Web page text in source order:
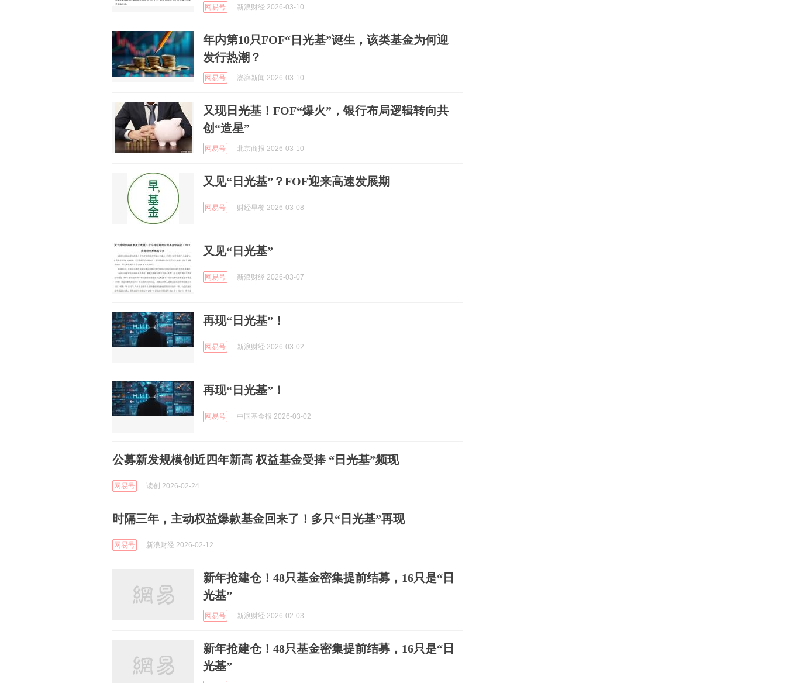
网易号 新浪财经 2026-03-10
年内第10只FOF“日光基”诞生，该类基金为何迎
发行热潮？
网易号 澎湃新闻 2026-03-10
又现日光基！FOF“爆火”，银行布局逻辑转向共
创“造星”
网易号 北京商报 2026-03-10
又见“日光基”？FOF迎来高速发展期
网易号 财经早餐 2026-03-08
又见“日光基”
网易号 新浪财经 2026-03-07
再现“日光基”！
网易号 新浪财经 2026-03-02
再现“日光基”！
网易号 中国基金报 2026-03-02
公募新发规模创近四年新高 权益基金受捧 “日光基”频现
网易号 读创 2026-02-24
时隔三年，主动权益爆款基金回来了！多只“日光基”再现
网易号 新浪财经 2026-02-12
新年抢建仓！48只基金密集提前结募，16只是“日
光基”
网易号 新浪财经 2026-02-03
新年抢建仓！48只基金密集提前结募，16只是“日
光基”